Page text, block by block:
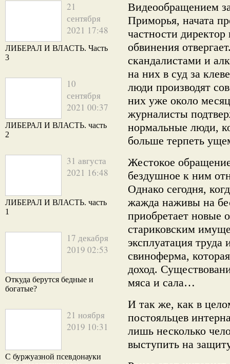
21
сентября
2021 17:48
ЛИБЕРАЛ И ВЛАСТЬ. Часть
3
10
сентября
2021 00:37
ЛИБЕРАЛ И ВЛАСТЬ. часть
2
31 августа
2021 16:48
ЛИБЕРАЛ И ВЛАСТЬ. часть
1
17 декабря
2019 02:53
Откуда берутся бедные и
богатые?
21 ноября
2019 10:31
С буржуазной псевдонауки
Видеообращением
Приморья, начата
частности
обвинения
скандалистами и
на них в суд за
люди производят
них уже около
журналисты
нормальные люди,
больше терпеть
Жестокое
бездушное к ним
Однако сегодня,
жажда наживы на
приобретает новые
стариковским
эксплуатация труда
свиноферма,
доход.
мяса и сала…
И так же, как в
постояльцев
лишь несколько
выступить на